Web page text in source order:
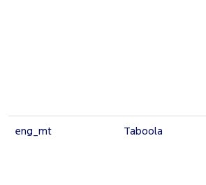
eng_mt Taboola